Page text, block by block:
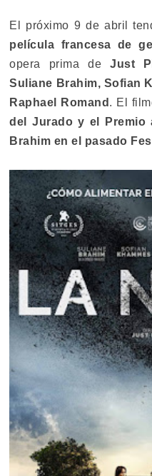
El próximo 9 de abril
película francesa de
opera prima de Just
Suliane Brahim, Sofian
Raphael Romand . El
del Jurado y el Premio
Brahim en el pasado